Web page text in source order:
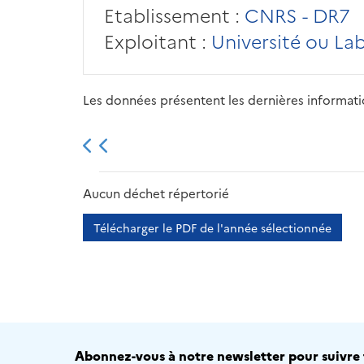
Etablissement : CNRS - DR7
Exploitant : Université ou
Les données présentent les dernières
2013 2014
Aucun déchet répertorié
Télécharger le PDF de l'année sélectionnée
Abonnez-vous à notre newsletter pour suivre